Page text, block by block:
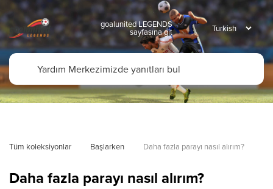
goalunited LEGENDS
sayfasına git
Tüm koleksiyonlar Başlarken Daha fazla parayı nasıl alırım?
Daha fazla parayı nasıl alırım?